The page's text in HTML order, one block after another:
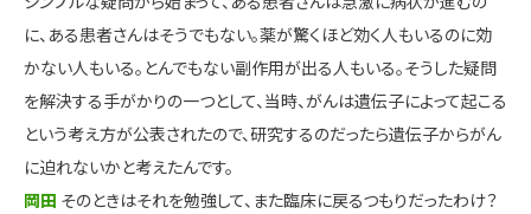
に、ある患者さんはそうでもない。薬が驚くほど効く人もいるのに効
かない人もいる。とんでもない副作用が出る人もいる。そうした疑問
を解決する手がかりの一つとして、当時、がんは遺伝子によって起こる
という考え方が公表されたので、研究するのだったら遺伝子からがん
に迫れないかと考えたんです。
岡田 そのときはそれを勉強して、また臨床に戻るつもりだったわけ？